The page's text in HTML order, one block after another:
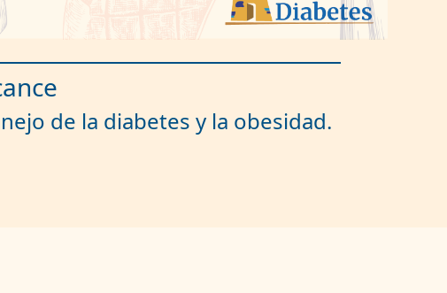
de la diabetes y la obesidad.